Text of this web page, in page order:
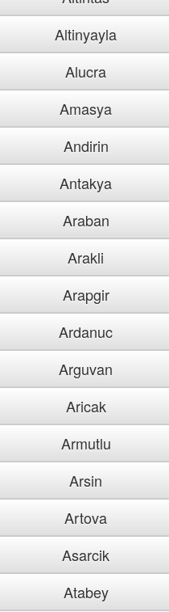
Altinyayla
Alucra
Amasya
Andirin
Antakya
Araban
Arakli
Arapgir
Ardanuc
Arguvan
Aricak
Armutlu
Arsin
Artova
Asarcik
Atabey